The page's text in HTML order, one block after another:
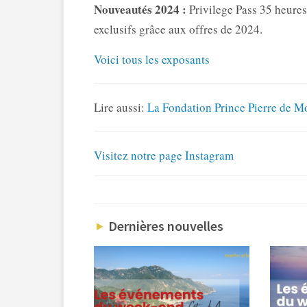
Nouveautés 2024 : Privilege Pass 35
exclusifs grâce aux offres de 2024.
Voici tous les exposants
Lire aussi: La Fondation Prince Pierre de
Visitez notre page Instagram
Dernières nouvelles